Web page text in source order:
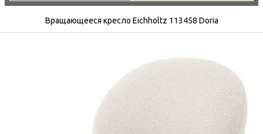
Вращающееся кресло Eichholtz 113458 Doria